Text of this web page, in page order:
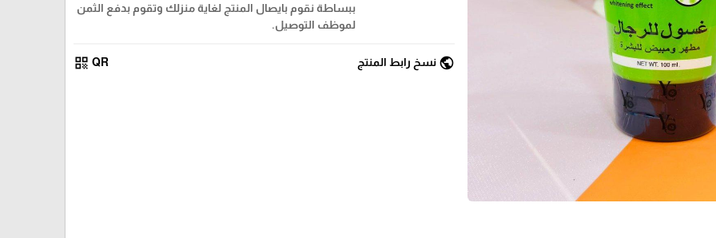
ببساطة نقوم بايصال المنتج لغاية منزلك وتقوم بدفع الثمن
لموظف التوصيل.
public نسخ رابط المنتج QR
qr_code